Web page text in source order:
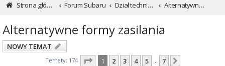
Strona główna
Forum Subaru Dział techniczny ...czyli dla kochających inaczej Alternatywne formy zasilania
Alternatywne formy zasilania
NOWY TEMAT
Tematy: 174 Strona z7
1 2 3 4 5 … 7